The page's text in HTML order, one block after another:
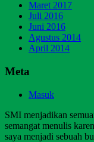
Maret 2017
Juli 2016
Juni 2016
Agustus 2014
April 2014
Meta
Masuk
SMI menjadikan
semangat menulis
saya menjadi sebuah